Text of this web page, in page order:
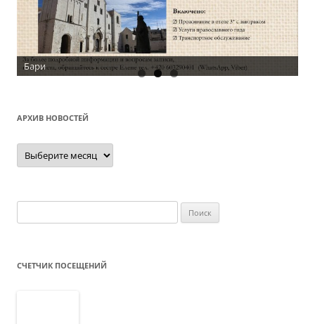
АРХИВ НОВОСТЕЙ
Архив
новостей
СЧЕТЧИК ПОСЕЩЕНИЙ